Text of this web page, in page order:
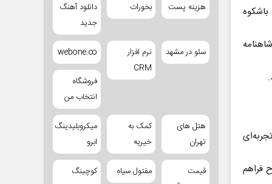
فراهم
هزینه پست بخورات
دانلود آهنگ
جدید
سئو در مشهد
نرم افزار
CRM
webone.co
فروشگاه
انتخاب من
هتل های
تهران
کمک به
خیریه
میکروبلیدینگ
ابرو
قیمت
مفتول سیاه
کوچینگ